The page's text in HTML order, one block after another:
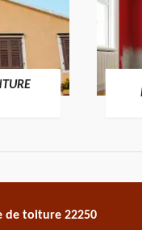
de toiture 22250